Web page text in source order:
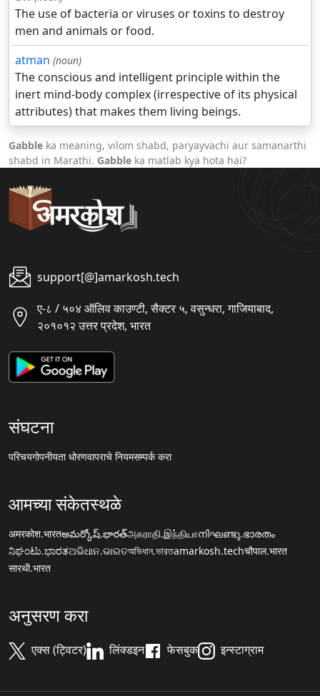
The use of bacteria or viruses or toxins to destroy
men and animals or food.
atman (noun)
The conscious and intelligent principle within the
inert mind-body complex (irrespective of its physical
attributes) that makes them living beings.
Gabble ka meaning, vilom shabd, paryayvachi aur samanarthi
shabd in Marathi. Gabble ka matlab kya hota hai?
support[@]amarkosh.tech
ए-८ / ५०४ ऑलिव काउण्टी, सैक्टर ५, वसुन्धरा, गाजियाबाद,
२०१०१२ उत्तर प्रदेश, भारत
संघटना
परिचयगोपनीयता धोरणवापराचे नियमसम्पर्क करा
आमच्या संकेतस्थळे
अमरकोश.भारतఅమర్కోష్.భారత్அகராதி.இந்தியாനിഘണ്ടു.ഭാരതം
ನಿಘಂಟು.ಭಾರತଅଭିଧାନ.ଭାରତঅভিধান.ভারতamarkosh.techचौपाल.भारत
सारथी.भारत
अनुसरण करा
एक्स (ट्विटर) लिंक्डइन फेसबुक इन्स्टाग्राम